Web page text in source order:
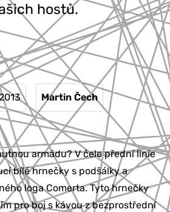
hostů.
Martin Čech
armádu? V čele přední linie
bílé hrnečky s podšálky a
loga Comerta. Tyto hrnečky
pro boj s kávou z bezprostřední